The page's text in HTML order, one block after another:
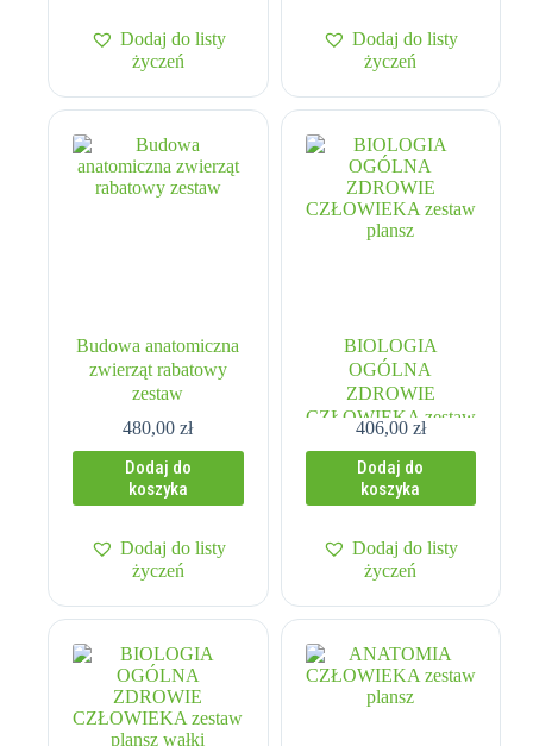
Dodaj do listy
życzeń
Dodaj do listy
życzeń
Budowa anatomiczna
zwierząt rabatowy
zestaw
480,00zł
Dodaj do
koszyka
Dodaj do listy
życzeń
BIOLOGIA
OGÓLNA
ZDROWIE
CZŁOWIEKA zestaw
plansz
406,00 zł
Dodaj do
koszyka
Dodaj do listy
życzeń